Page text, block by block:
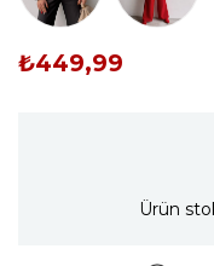
₺449,99
Ürün